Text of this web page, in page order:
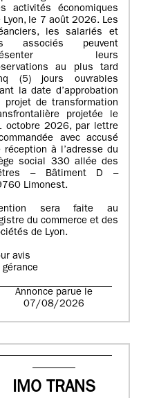
activités économiques
Lyon, le 7 août 2026. Les
les salariés et
associés peuvent
leurs
au plus tard
(5) jours ouvrables
la date d’approbation
projet de transformation
projetée le
octobre 2026, par lettre
avec accusé
réception à l’adresse du
social 330 allée des
– Bâtiment D –
Limonest.
sera faite au
du commerce et des
de Lyon.
avis
gérance
Annonce parue le
07/08/2026
IMO TRANS